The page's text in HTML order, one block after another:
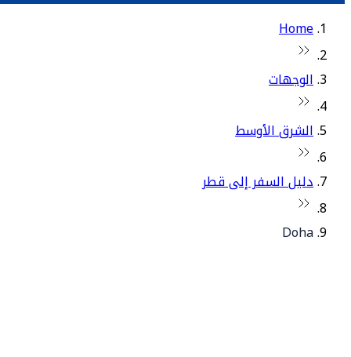
Home
الوجهات
الشرق الأوسط
دليل السفر إلى قطر
Doha